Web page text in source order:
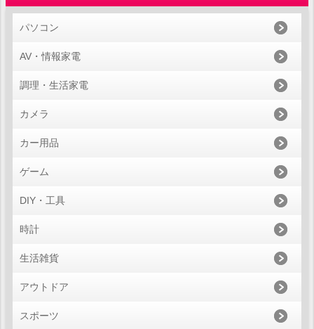
パソコン
AV・情報家電
調理・生活家電
カメラ
カー用品
ゲーム
DIY・工具
時計
生活雑貨
アウトドア
スポーツ